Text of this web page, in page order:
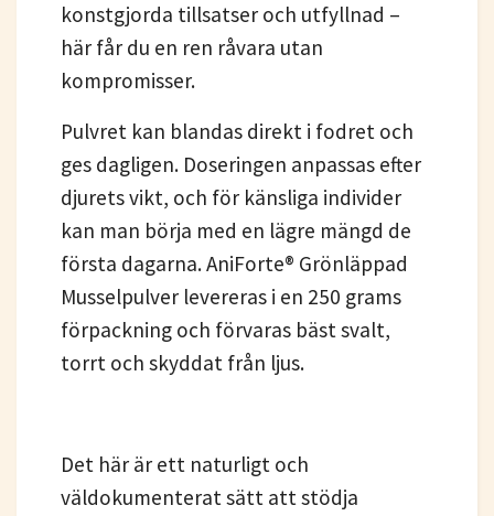
konstgjorda tillsatser och utfyllnad –
här får du en ren råvara utan
kompromisser.
Pulvret kan blandas direkt i fodret och
ges dagligen. Doseringen anpassas efter
djurets vikt, och för känsliga individer
kan man börja med en lägre mängd de
första dagarna. AniForte® Grönläppad
Musselpulver levereras i en 250 grams
förpackning och förvaras bäst svalt,
torrt och skyddat från ljus.
Det här är ett naturligt och
väldokumenterat sätt att stödja